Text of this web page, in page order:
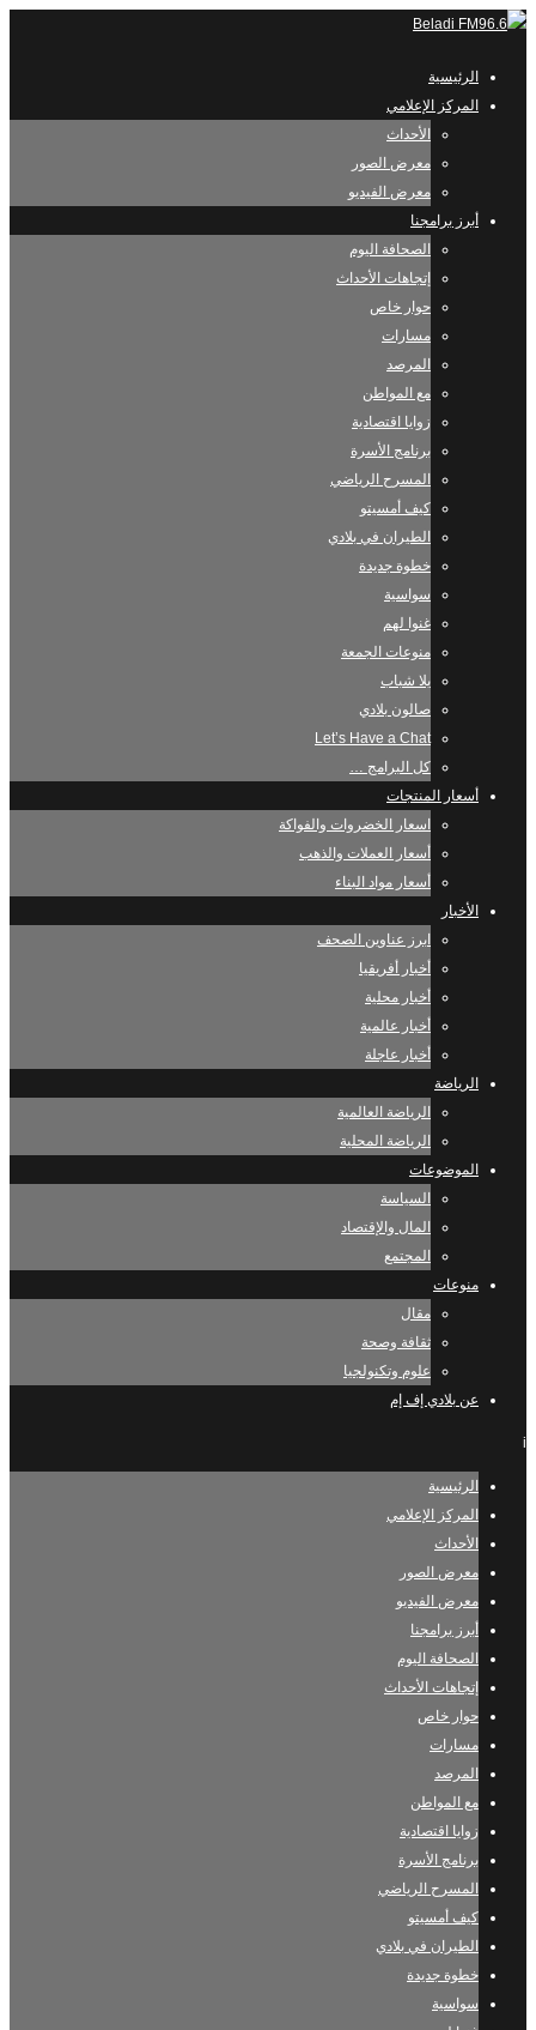
الرئيسية
المركز الإعلامي
الأحداث
معرض الصور
معرض الفيديو
أبرز برامجنا
الصحافة اليوم
إتجاهات الأحداث
حوار خاص
مسارات
المرصد
مع المواطن
زوايا اقتصادية
برنامج الأسرة
المسرح الرياضي
كيف أمسيتو
الطيران في بلادي
خطوة جديدة
سواسية
غنوا لهم
منوعات الجمعة
يلا شباب
صالون بلادي
Let’s Have a Chat
كل البرامج …
أسعار المنتجات
اسعار الخضروات والفواكة
أسعار العملات والذهب
أسعار مواد البناء
الأخبار
ابرز عناوين الصحف
أخبار أفريقيا
أخبار محلية
أخبار عالمية
أخبار عاجلة
الرياضة
الرياضة العالمية
الرياضة المحلية
الموضوعات
السياسة
المال والإقتصاد
المجتمع
منوعات
مقال
ثقافة وصحة
علوم وتكنولجيا
عن بلادي إف إم
i
الرئيسية
المركز الإعلامي
الأحداث
معرض الصور
معرض الفيديو
أبرز برامجنا
الصحافة اليوم
إتجاهات الأحداث
حوار خاص
مسارات
المرصد
مع المواطن
زوايا اقتصادية
برنامج الأسرة
المسرح الرياضي
كيف أمسيتو
الطيران في بلادي
خطوة جديدة
سواسية